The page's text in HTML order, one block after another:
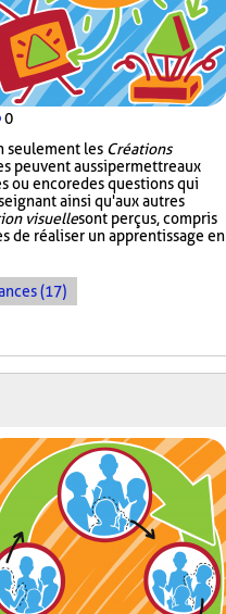
0
seulement les Créations
peuvent aussi permettre aux
ou encore des questions qui
ainsi qu'aux autres
visuellesont perçus, compris
de réaliser un apprentissage en
(17)